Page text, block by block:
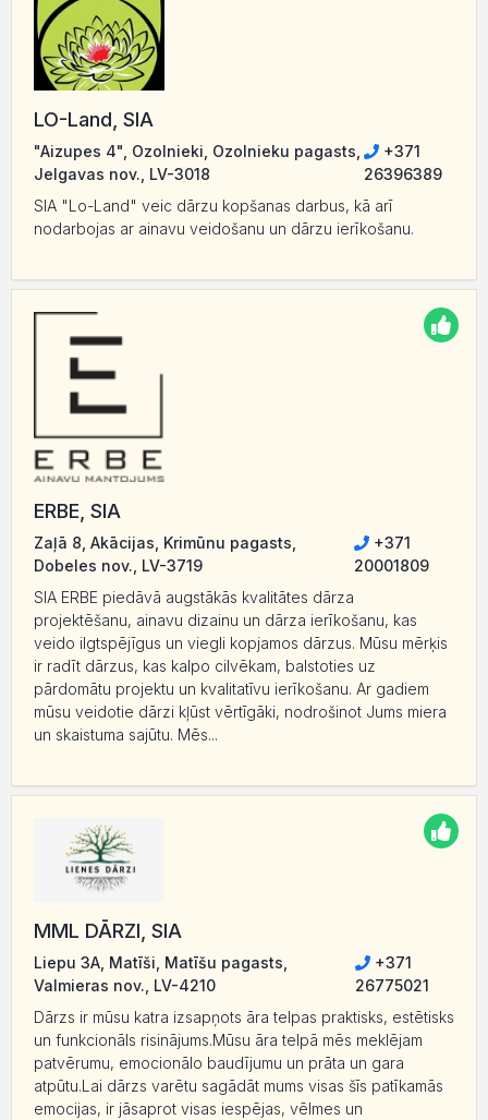
LO-Land, SIA
"Aizupes 4", Ozolnieki, Ozolnieku pagasts,
Jelgavas nov., LV-3018
+371
26396389
SIA "Lo-Land" veic dārzu kopšanas darbus, kā arī
nodarbojas ar ainavu veidošanu un dārzu ierīkošanu.
ERBE, SIA
Zaļā 8, Akācijas, Krimūnu pagasts,
Dobeles nov., LV-3719
+371
20001809
SIA ERBE piedāvā augstākās kvalitātes dārza
projektēšanu, ainavu dizainu un dārza ierīkošanu, kas
veido ilgtspējīgus un viegli kopjamos dārzus. Mūsu mērķis
ir radīt dārzus, kas kalpo cilvēkam, balstoties uz
pārdomātu projektu un kvalitatīvu ierīkošanu. Ar gadiem
mūsu veidotie dārzi kļūst vērtīgāki, nodrošinot Jums miera
un skaistuma sajūtu. Mēs...
MML DĀRZI, SIA
Liepu 3A, Matīši, Matīšu pagasts,
Valmieras nov., LV-4210
+371
26775021
Dārzs ir mūsu katra izsapņots āra telpas praktisks, estētisks
un funkcionāls risinājums.Mūsu āra telpā mēs meklējam
patvērumu, emocionālo baudījumu un prāta un gara
atpūtu.Lai dārzs varētu sagādāt mums visas šīs patīkamās
emocijas, ir jāsaprot visas iespējas, vēlmes un